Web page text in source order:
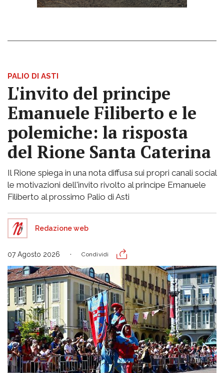
PALIO DI ASTI
L'invito del principe
Emanuele Filiberto e le
polemiche: la risposta
del Rione Santa Caterina
Il Rione spiega in una nota diffusa sui propri canali social
le motivazioni dell'invito rivolto al principe Emanuele
Filiberto al prossimo Palio di Asti
Redazione web
07 Agosto 2026 Condividi